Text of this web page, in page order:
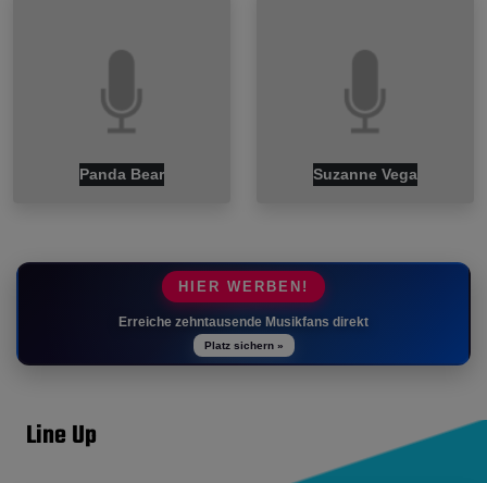
Panda Bear Suzanne Vega
HIER WERBEN!
Erreiche zehntausende Musikfans direkt
Platz sichern »
Line Up